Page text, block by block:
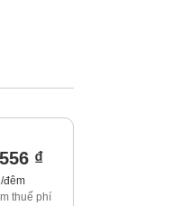
₫
đêm
thuế phí